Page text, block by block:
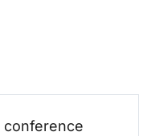
conference